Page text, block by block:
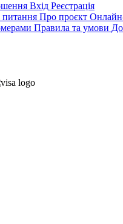
Вхід Реєстрація
питання Про проєкт
Правила та умови